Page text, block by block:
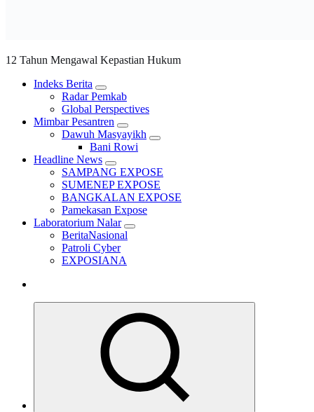
12 Tahun Mengawal Kepastian Hukum
Indeks Berita
Radar Pemkab
Global Perspectives
Mimbar Pesantren
Dawuh Masyayikh
Bani Rowi
Headline News
SAMPANG EXPOSE
SUMENEP EXPOSE
BANGKALAN EXPOSE
Pamekasan Expose
Laboratorium Nalar
BeritaNasional
Patroli Cyber
EXPOSIANA